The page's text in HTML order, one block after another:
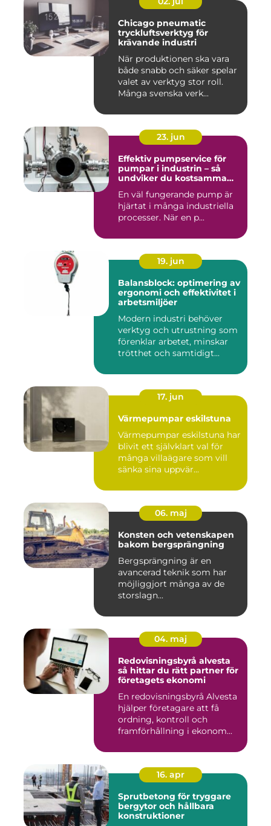
Chicago pneumatic
tryckluftsverktyg för
krävande industri
När produktionen ska vara
både snabb och säker spelar
valet av verktyg stor roll.
Många svenska verk...
23. jun
Effektiv pumpservice för
pumpar i industrin – så
undviker du kostsamma
En väl fungerande pump är
hjärtat i många industriella
processer. När en p...
19. jun
Balansblock: optimering av
ergonomi och effektivitet i
arbetsmiljöer
Modern industri behöver
verktyg och utrustning som
förenklar arbetet, minskar
trötthet och samtidigt...
17. jun
Värmepumpar eskilstuna
Värmepumpar eskilstuna har
blivit ett självklart val för
många villaägare som vill
sänka sina uppvär...
06. maj
Konsten och vetenskapen
bakom bergsprängning
Bergsprängning är en
avancerad teknik som har
möjliggjort många av de
storslagn...
04. maj
Redovisningsbyrå alvesta
så hittar du rätt partner för
företagets ekonomi
En redovisningsbyrå Alvesta
hjälper företagare att få
ordning, kontroll och
framförhållning i ekonom...
16. apr
Sprutbetong för tryggare
bergytor och hållbara
konstruktioner